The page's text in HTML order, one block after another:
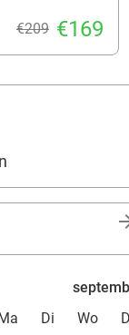
€209 €169
Di Wo